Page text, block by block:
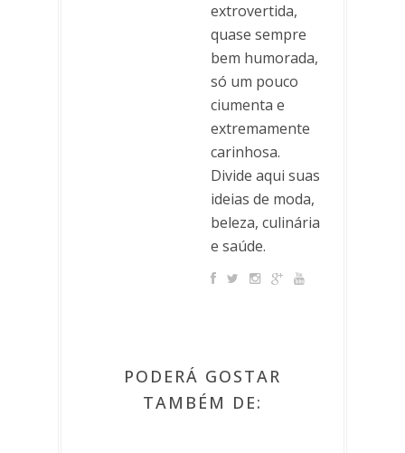
extrovertida,
quase sempre
bem humorada,
só um pouco
ciumenta e
extremamente
carinhosa.
Divide aqui suas
ideias de moda,
beleza, culinária
e saúde.
PODERÁ GOSTAR
TAMBÉM DE: